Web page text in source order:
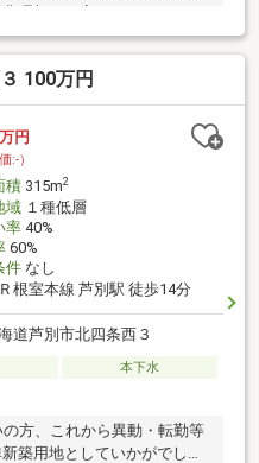
理想のお家を！
100万円
万円
:-）
積315m2
域１種低層
率40%
60%
件なし
Ｒ根室本線 芦別駅 徒歩14分
道芦別市北四条西３
本下水
の方、これから異動・転勤等
築用地としていかがでしょ